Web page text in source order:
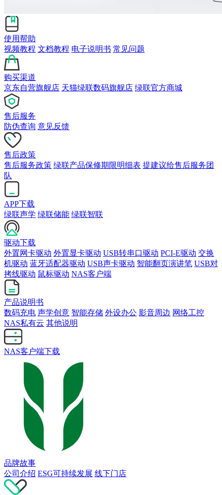
使用帮助
视频教程 文档教程 电子说明书 常见问题
购买渠道
京东自营旗舰店 天猫绿联数码旗舰店 绿联官方商城
售后服务
防伪查询 意见反馈
售后政策
售后服务政策 绿联产品保修期限明细表 提建议给售后服务团
队
APP下载
绿联声学 绿联储能 绿联智联
驱动下载
外置网卡驱动 外置显卡驱动 USB转串口驱动 PCI-E驱动 交换
机驱动 蓝牙适配器驱动 USB声卡驱动 智能翻页演讲笔 USB对
拷线驱动 鼠标驱动 NAS客户端
产品说明书
数码充电 声学创意 智能存储 外设办公 影音周边 网络工控
NAS私有云 其他说明
NAS客户端下载
品牌故事
公司介绍 ESG可持续发展 线下门店